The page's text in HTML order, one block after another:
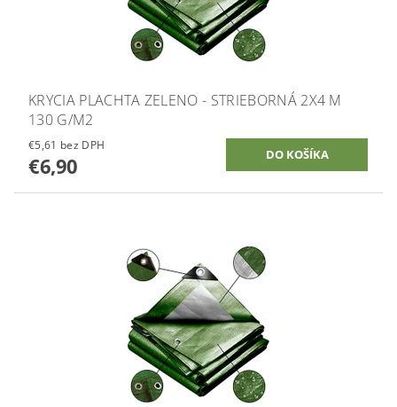
KRYCIA PLACHTA ZELENO - STRIEBORNÁ 2X4 M
130 G/M2
€5,61 bez DPH
€6,90